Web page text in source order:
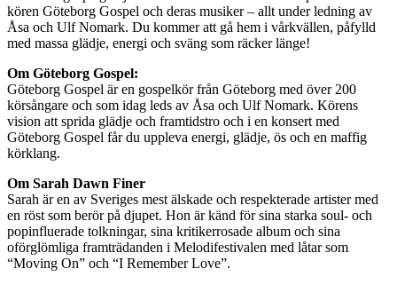
kören Göteborg Gospel och deras musiker – allt under ledning av
Åsa och Ulf Nomark. Du kommer att gå hem i vårkvällen, påfylld
med massa glädje, energi och sväng som räcker länge!
Om Göteborg Gospel:
Göteborg Gospel är en gospelkör från Göteborg med över 200
körsångare och som idag leds av Åsa och Ulf Nomark. Körens
vision att sprida glädje och framtidstro och i en konsert med
Göteborg Gospel får du uppleva energi, glädje, ös och en maffig
körklang.
Om Sarah Dawn Finer
Sarah är en av Sveriges mest älskade och respekterade artister med
en röst som berör på djupet. Hon är känd för sina starka soul- och
popinfluerade tolkningar, sina kritikerrosade album och sina
oförglömliga framträdanden i Melodifestivalen med låtar som
“Moving On” och “I Remember Love”.